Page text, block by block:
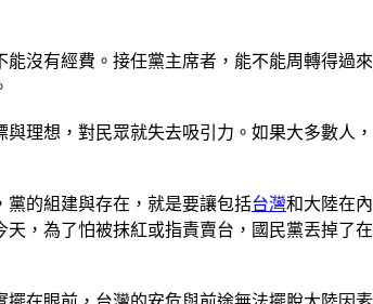
沒有經費。接任黨主席者，能不能周轉得過
理想，對民眾就失去吸引力。如果大多數
黨的組建與存在，就是要讓包括台灣和大陸在
，為了怕被抹紅或指責賣台，國民黨丟掉了